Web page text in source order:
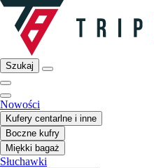
Szukaj
Nowości
Kufery centarlne i inne
Boczne kufry
Miękki bagaż
Słuchawki